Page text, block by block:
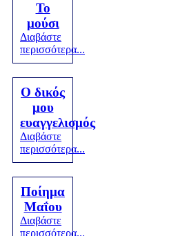
Το
μούσι
Διαβάστε
περισσότερα...
Ο δικός
μου
ευαγγελισμός
Διαβάστε
περισσότερα...
Ποίημα
Μαΐου
Διαβάστε
περισσότερα...